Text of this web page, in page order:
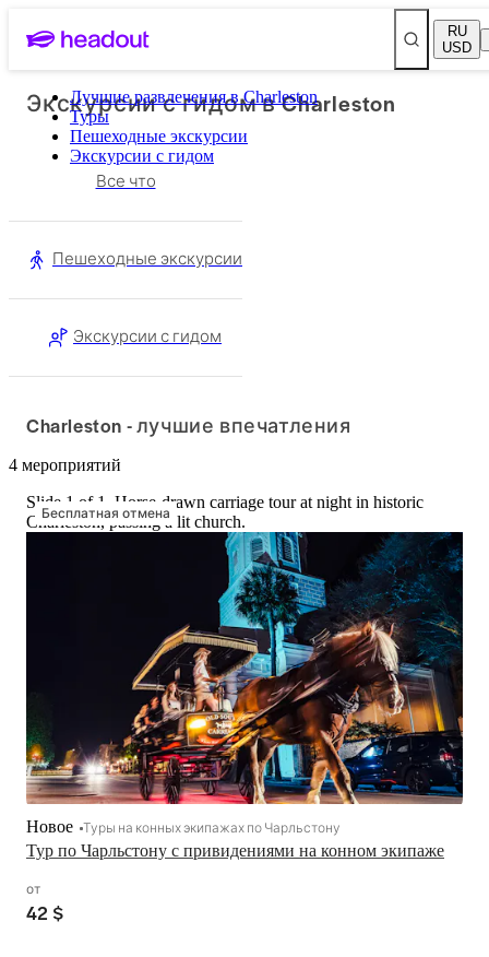
RU
USD
Лучшие развлечения в Charleston
Туры
Пешеходные экскурсии
Экскурсии с гидом
Экскурсии с гидом в Charleston
Все что
Пешеходные экскурсии
Экскурсии с гидом
Charleston - лучшие впечатления
4 мероприятий
Бесплатная отмена
Slide 1 of 1, Horse-drawn carriage tour at night in historic
Charleston, passing a lit church.
Тур по Чарльстону с привидениями на конном экипаже
Новое Туры на конных экипажах по Чарльстону
от
42 $